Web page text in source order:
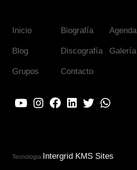
Inicio Biografía Agenda
Blog Discografía Galería
Grupos Contacto
Tecnologia Intergrid KMS Sites